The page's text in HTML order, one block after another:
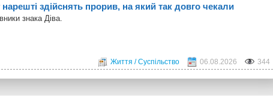
нарешті здійснять прорив, на який так довго чекали
знака Діва.
Життя / Суспільство 06.08.2026 344